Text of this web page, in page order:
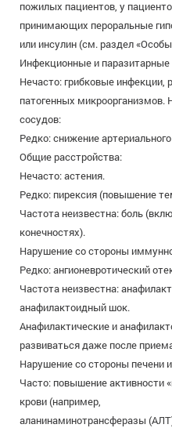
пожилых пациентов, у
принимающих пероральные
или инсулин (см. раздел
Инфекционные и паразитарные
Нечасто: грибковые инфекции,
патогенных микроорганизмов.
сосудов:
Редко: снижение
Общие расстройства:
Нечасто: астения.
Редко: пирексия (повышение
Частота неизвестна: боль
конечностях).
Нарушение со стороны
Редко: ангионевротический
Частота неизвестна:
анафилактоидный шок.
Анафилактические и
развиваться даже после
Нарушение со стороны печени
Часто: повышение активности
крови (например,
аланинаминотрансферазы